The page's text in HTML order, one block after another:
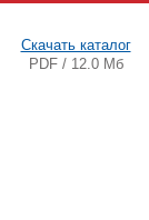
Скачать каталог
PDF / 12.0 Мб